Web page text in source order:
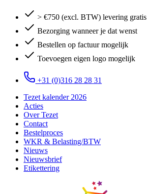
> €750 (excl. BTW) levering gratis
Bezorging wanneer je dat wenst
Bestellen op factuur mogelijk
Toevoegen eigen logo mogelijk
+31 (0)316 28 28 31
Tezet kalender 2026
Acties
Over Tezet
Contact
Bestelproces
WKR & Belasting/BTW
Nieuws
Nieuwsbrief
Etikettering